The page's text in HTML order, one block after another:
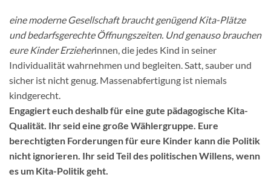
eine moderne Gesellschaft braucht genügend Kita-Plätze
und bedarfsgerechte Öffnungszeiten. Und genauso brauchen
eure Kinder Erzieherinnen, die jedes Kind in seiner
Individualität wahrnehmen und begleiten. Satt, sauber und
sicher ist nicht genug. Massenabfertigung ist niemals
kindgerecht.
Engagiert euch deshalb für eine gute pädagogische Kita-
Qualität. Ihr seid eine große Wählergruppe. Eure
berechtigten Forderungen für eure Kinder kann die Politik
nicht ignorieren. Ihr seid Teil des politischen Willens, wenn
es um Kita-Politik geht.